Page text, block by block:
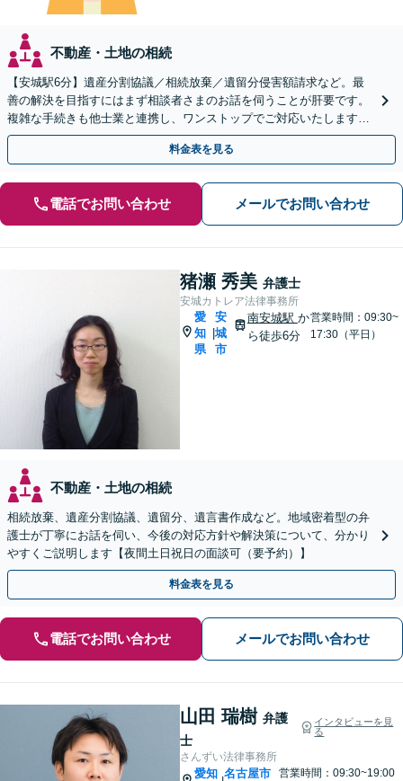
不動産・土地の相続
【安城駅6分】遺産分割協議／相続放棄／遺留分侵害額請求など。最
善の解決を目指すにはまず相談者さまのお話を伺うことが肝要です。
複雑な手続きも他士業と連携し、ワンストップでご対応いたします
【ビデオ面談OK】
料金表を見る
電話でお問い合わせ メールでお問い合わせ
猪瀬 秀美 弁護士
安城カトレア法律事務所
愛
知
県
安
城
市
南安城駅 か
ら徒歩6分
営業時間：09:30~
17:30（平日）
不動産・土地の相続
相続放棄、遺産分割協議、遺留分、遺言書作成など。地域密着型の弁
護士が丁寧にお話を伺い、今後の対応方針や解決策について、分かり
やすくご説明します【夜間土日祝日の面談可（要予約）】
料金表を見る
電話でお問い合わせ メールでお問い合わせ
山田 瑞樹 弁護
士
インタビューを見
る
さんずい法律事務所
愛知 名古屋市
営業時間：09:30~19:00